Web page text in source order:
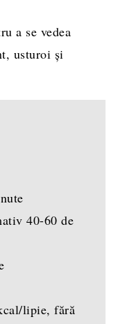
40-60 de
lipie, fără